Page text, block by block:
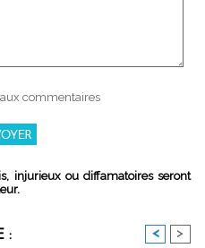
commentaires
injurieux ou diffamatoires seront
: < >